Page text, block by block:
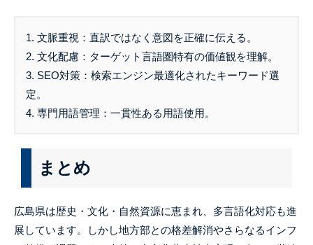
1. 文脈重視：直訳ではなく意図を正確に伝える。
2. 文化配慮：ターゲット言語圏特有の価値観を理解。
3. SEO対策：検索エンジン最適化されたキーワード選
定。
4. 専門用語管理：一貫性ある用語使用。
まとめ
広島県は歴史・文化・自然資源に恵まれ、多言語化対応も進
展しています。しかし地方部との格差解消やさらなるインフ